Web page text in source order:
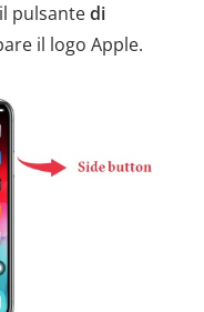
pulsantedi
il logo Apple.